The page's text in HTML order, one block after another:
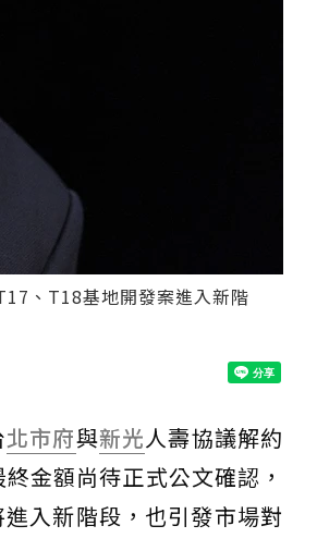
、T18基地開發案進入新階
北市府與新光人壽協議解約
金額尚待正式公文確認，
入新階段，也引發市場對